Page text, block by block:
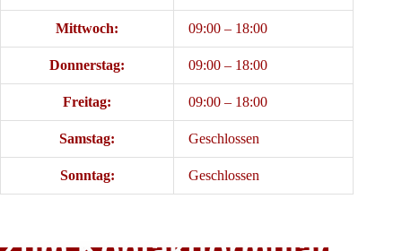
Mittwoch: 09:00 – 18:00
Donnerstag: 09:00 – 18:00
Freitag: 09:00 – 18:00
Samstag: Geschlossen
Sonntag: Geschlossen